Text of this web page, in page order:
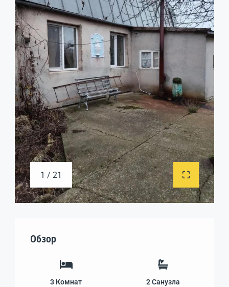
1 / 21
Обзор
3 Комнат 2Санузла